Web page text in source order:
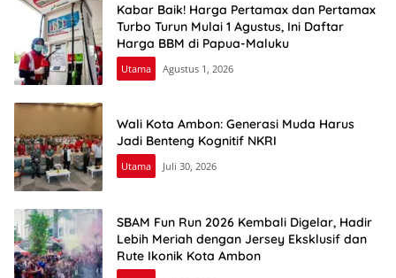
Kabar Baik! Harga Pertamax dan Pertamax
Turbo Turun Mulai 1 Agustus, Ini Daftar
Harga BBM di Papua-Maluku
Utama Agustus 1, 2026
Wali Kota Ambon: Generasi Muda Harus
Jadi Benteng Kognitif NKRI
Utama Juli 30, 2026
SBAM Fun Run 2026 Kembali Digelar, Hadir
Lebih Meriah dengan Jersey Eksklusif dan
Rute Ikonik Kota Ambon